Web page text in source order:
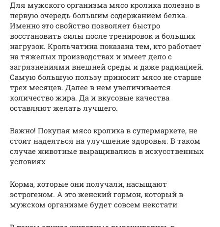
Для мужского организма мясо кролика полезно в
первую очередь большим содержанием белка.
Именно это свойство позволяет быстро
восстановить силы после тренировок и больших
нагрузок. Крольчатина показана тем, кто работает
на тяжелых производствах и имеет дело с
загрязнениями внешней среды и даже радиацией.
Самую большую пользу приносит мясо не старше
трех месяцев. Далее в нем увеличивается
количество жира. Да и вкусовые качества
оставляют желать лучшего.
Важно! Покупая мясо кролика в супермаркете, не
стоит надеяться на улучшение здоровья. В таком
случае животные выращивались в искусственных
условиях
Корма, которые они получали, насыщают
эстрогеном. А это женский гормон, который в
мужском организме будет совсем некстати